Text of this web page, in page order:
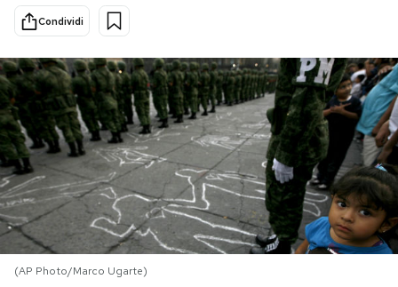
Scienza
Cultura
Economia
Sport
Altrecose
Mondiali calcio 2026
PODCAST
NEWSLETTER
I MIEI PREFERITI
Condividi
(AP Photo/Marco Ugarte)